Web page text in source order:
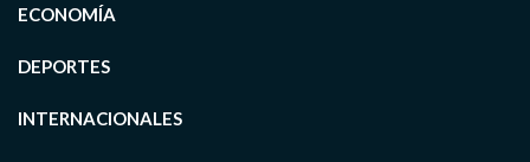
ECONOMÍA
DEPORTES
INTERNACIONALES